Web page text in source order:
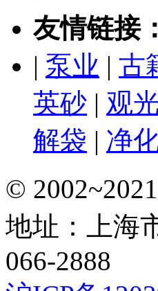
友情链接：
| 泵业 | 古
英砂 | 观
解袋 | 净
©
地址：上海
066-2888